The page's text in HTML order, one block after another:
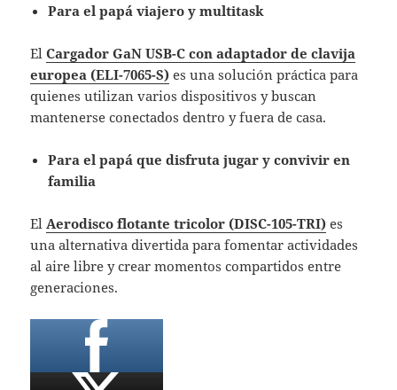
Para el papá viajero y multitask
ElCargador GaN USB-C con adaptador de clavija
europea (ELI-7065-S) es una solución práctica para
quienes utilizan varios dispositivos y buscan
mantenerse conectados dentro y fuera de casa.
Para el papá que disfruta jugar y convivir en
familia
El Aerodisco flotante tricolor (DISC-105-TRI) es
una alternativa divertida para fomentar actividades
al aire libre y crear momentos compartidos entre
generaciones.